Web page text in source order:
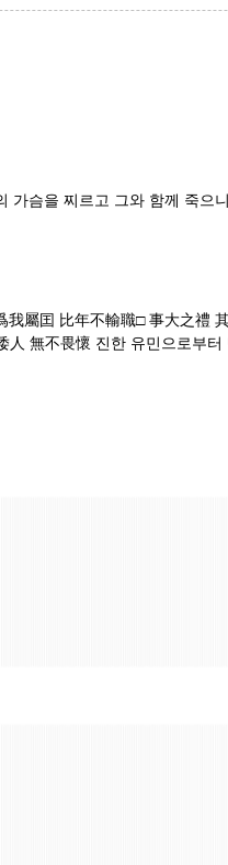
슴을 찌르고 그와 함께 죽
我屬囯 比年不輸職□ 事大之
人 無不畏懷 진한 유민으로